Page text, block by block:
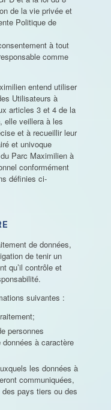
de la vie privée et
Politique de
à tout
comme
entend utiliser
Utilisateurs à
articles 3 et 4 de la
elle veillera à les
et à recueillir leur
et univoque
Parc Maximilien à
conformément
définies ci-
de données,
de tenir un
qu’il contrôle et
suivantes :
personnes
à caractère
les données à
communiquées,
pays tiers ou des